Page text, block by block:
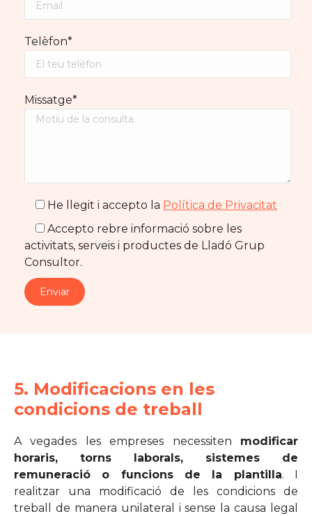
Telèfon*
Missatge*
He llegit i accepto la Política de Privacitat
Accepto rebre informació sobre les
activitats, serveis i productes de Lladó Grup
Consultor.
5. Modificacions en les
condicions de treball
A vegades les empreses necessiten modificar
horaris, torns laborals, sistemes de
remuneració o funcions de la plantilla. I
realitzar una modificació de les condicions de
treball de manera unilateral i sense la causa legal